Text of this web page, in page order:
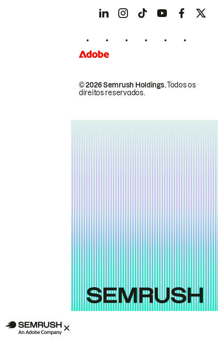
© 2026 Semrush Holdings.Todos os
direitos reservados.